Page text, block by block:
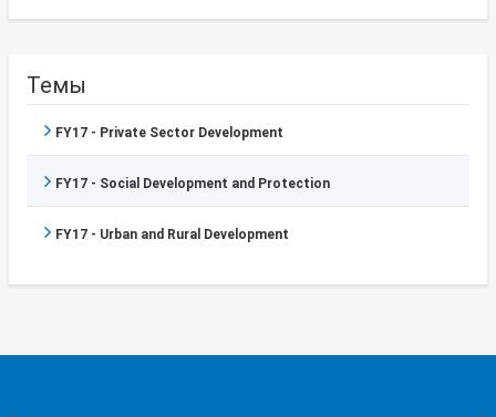
Темы
FY17 - Private Sector Development
FY17 - Social Development and Protection
FY17 - Urban and Rural Development